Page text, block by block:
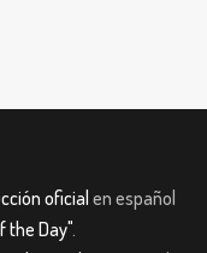
oficial en español
the Day".